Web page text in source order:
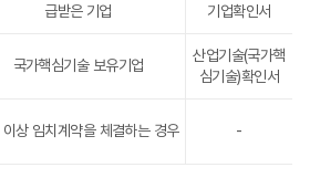
급받은 기업
기업확인서
국가핵심기술 보유기업
산업기술(국가핵
심기술)확인서
상 임치계약을 체결하는 경우 -